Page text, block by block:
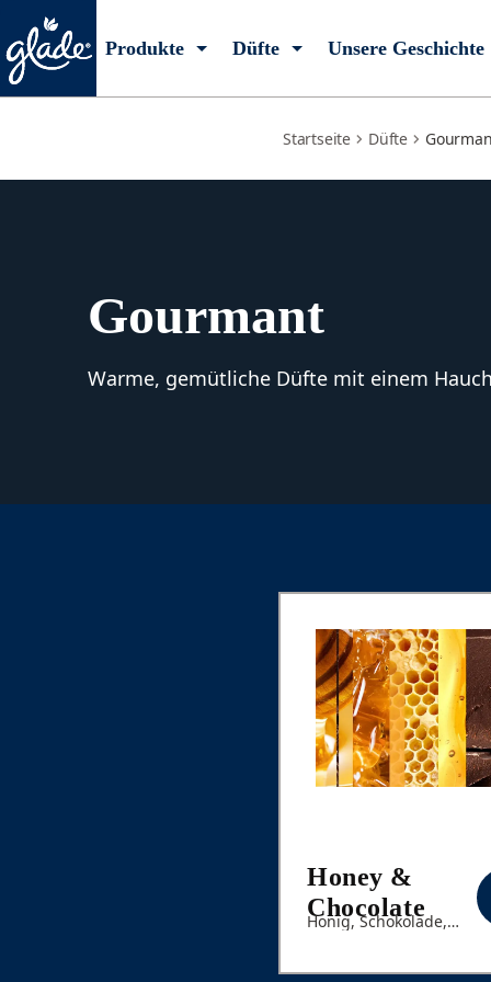
Produkte Düfte Unsere Geschichte
Startseite Düfte
Gourmant
Warme, gemütliche Düfte mit einem
Honey &
Chocolate
Honig, Schokolade,